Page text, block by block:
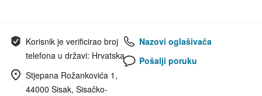
Korisnik je verificirao broj
telefona u državi: Hrvatska
Stjepana Rožankovića 1,
44000 Sisak, Sisačko-
Nazovi oglašivača
Pošalji poruku